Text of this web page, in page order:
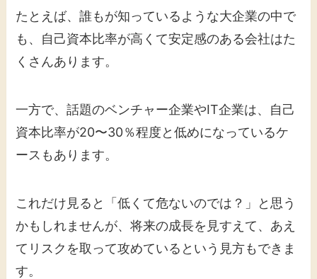
たとえば、誰もが知っているような大企業の中で
も、自己資本比率が高くて安定感のある会社はた
くさんあります。
一方で、話題のベンチャー企業やIT企業は、自己
資本比率が20〜30％程度と低めになっているケ
ースもあります。
これだけ見ると「低くて危ないのでは？」と思う
かもしれませんが、将来の成長を見すえて、あえ
てリスクを取って攻めているという見方もできま
す。